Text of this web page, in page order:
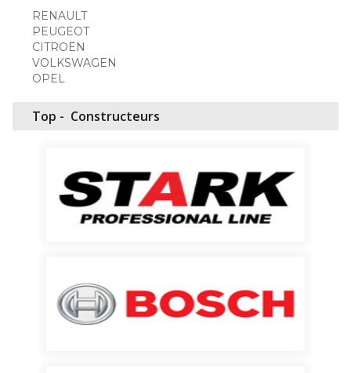
RENAULT
PEUGEOT
CITROËN
VOLKSWAGEN
OPEL
Top - Constructeurs